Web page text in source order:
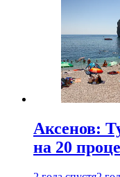
Аксенов:
на 20